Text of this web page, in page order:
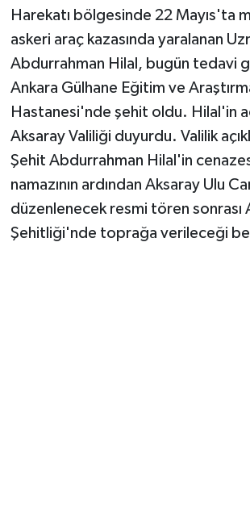
Harekatı bölgesinde 22 Mayıs'ta
askeri araç kazasında yaralanan
Abdurrahman Hilal, bugün tedavi
Ankara Gülhane Eğitim ve
Hastanesi'nde şehit oldu. Hilal'in
Aksaray Valiliği duyurdu. Valilik
Şehit Abdurrahman Hilal'in
namazının ardından Aksaray Ulu
düzenlenecek resmi tören sonrası
Şehitliği'nde toprağa verileceği
Siyaset
Sonsöz Özel
Spor
Yaşam